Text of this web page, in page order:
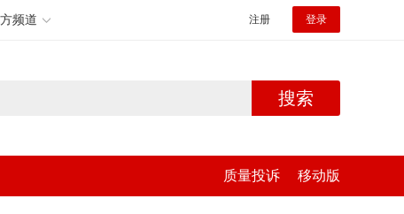
频道 注册 登录
搜索
质量投诉 移动版